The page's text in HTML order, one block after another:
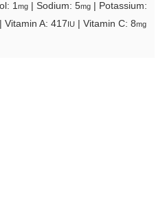
1mg Sodium: 5mg
Potassium:
Vitamin A: 417IU Vitamin C: 8mg